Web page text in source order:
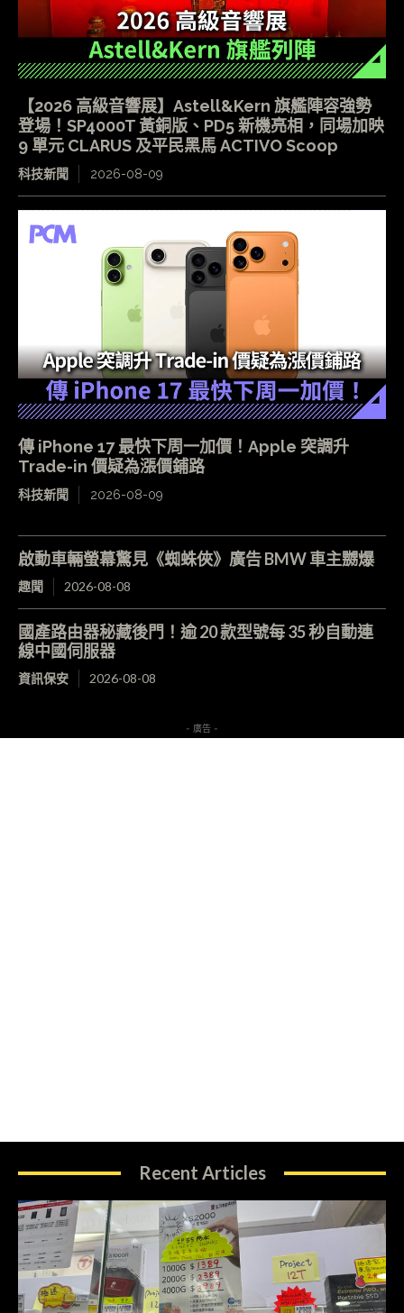
【2026 高級音響展】Astell&Kern 旗艦陣容強勢
登場！SP4000T 黃銅版、PD5 新機亮相，同場加映
9 單元 CLARUS 及平民黑馬 ACTIVO Scoop
科技新聞 2026-08-09
傳 iPhone 17 最快下周一加價！Apple 突調升
Trade-in 價疑為漲價鋪路
科技新聞 2026-08-09
啟動車輛螢幕驚見《蜘蛛俠》廣告 BMW 車主嬲爆
趣聞 2026-08-08
國產路由器秘藏後門！逾 20 款型號每 35 秒自動連
線中國伺服器
資訊保安 2026-08-08
- 廣告 -
Recent Articles